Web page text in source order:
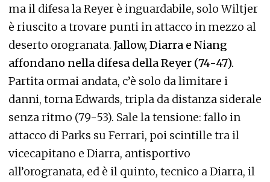
ma il difesa la Reyer è inguardabile, solo Wiltjer
è riuscito a trovare punti in attacco in mezzo al
deserto orogranata. Jallow, Diarra e Niang
affondano nella difesa della Reyer (74-47).
Partita ormai andata, c’è solo da limitare i
danni, torna Edwards, tripla da distanza siderale
senza ritmo (79-53). Sale la tensione: fallo in
attacco di Parks su Ferrari, poi scintille tra il
vicecapitano e Diarra, antisportivo
all’orogranata, ed è il quinto, tecnico a Diarra, il